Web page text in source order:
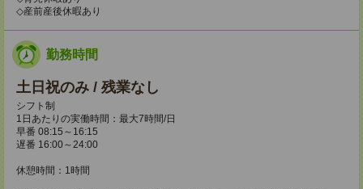
◇産前産後休暇あり
勤務時間
土日祝のみ / 残業なし
シフト制
1日あたりの実働時間：最大7時間/日
早番 08:15～16:15
遅番 16:00～24:00
休憩時間：1時間